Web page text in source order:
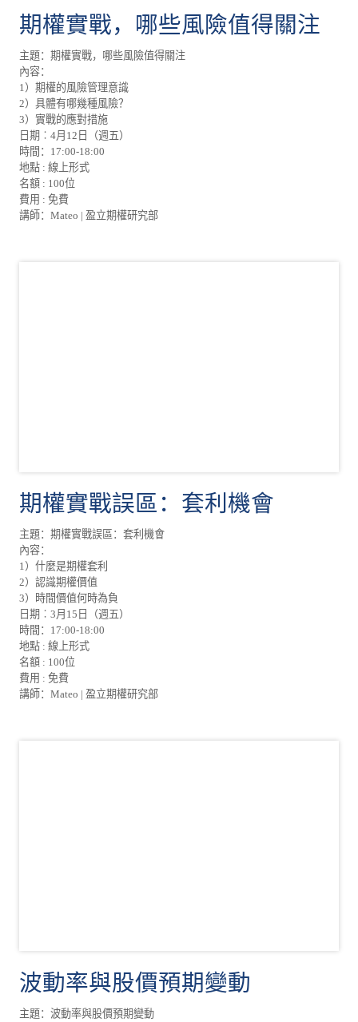
期權實戰，哪些風險值得關注
主題：期權實戰，哪些風險值得關注
內容：
1）期權的風險管理意識
2）具體有哪幾種風險？
3）實戰的應對措施
日期︰4月12日（週五）
時間：17:00-18:00
地點 : 線上形式
名額 : 100位
費用 : 免費
講師：Mateo | 盈立期權研究部
期權實戰誤區：套利機會
主題：期權實戰誤區：套利機會
內容：
1）什麼是期權套利
2）認識期權價值
3）時間價值何時為負
日期︰3月15日（週五）
時間：17:00-18:00
地點 : 線上形式
名額 : 100位
費用 : 免費
講師：Mateo | 盈立期權研究部
波動率與股價預期變動
主題：波動率與股價預期變動